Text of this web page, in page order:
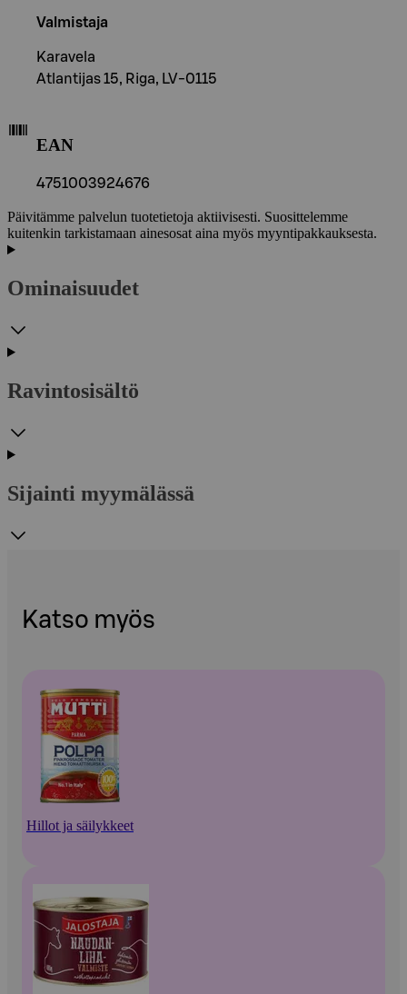
Valmistaja
Karavela
Atlantijas 15, Riga, LV-0115
EAN
4751003924676
Päivitämme palvelun tuotetietoja aktiivisesti. Suosittelemme
kuitenkin tarkistamaan ainesosat aina myös myyntipakkauksesta.
Ominaisuudet
Ravintosisältö
Sijainti myymälässä
Katso myös
Hillot ja säilykkeet